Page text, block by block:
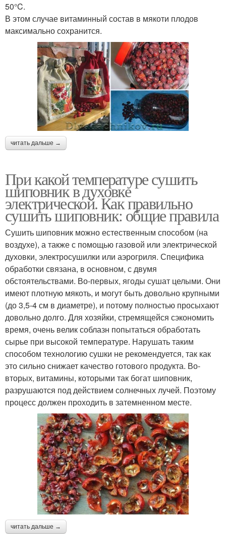
50°C.
В этом случае витаминный состав в мякоти плодов
максимально сохранится.
читать дальше →
При какой температуре сушить
шиповник в духовке
электрической. Как правильно
сушить шиповник: общие правила
Сушить шиповник можно естественным способом (на
воздухе), а также с помощью газовой или электрической
духовки, электросушилки или аэрогриля. Специфика
обработки связана, в основном, с двумя
обстоятельствами. Во-первых, ягоды сушат целыми. Они
имеют плотную мякоть, и могут быть довольно крупными
(до 3,5-4 см в диаметре), и потому полностью просыхают
довольно долго. Для хозяйки, стремящейся сэкономить
время, очень велик соблазн попытаться обработать
сырье при высокой температуре. Нарушать таким
способом технологию сушки не рекомендуется, так как
это сильно снижает качество готового продукта. Во-
вторых, витамины, которыми так богат шиповник,
разрушаются под действием солнечных лучей. Поэтому
процесс должен проходить в затемненном месте.
читать дальше →